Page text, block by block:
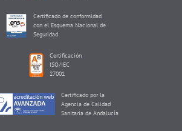
Certificado de conformidad
con el Esquema Nacional de
Seguridad
Certificación
ISO/IEC
27001
Certificado por la
Agencia de Calidad
Sanitaria de Andalucía